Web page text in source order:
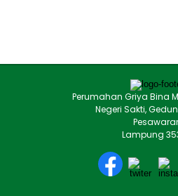
Perumahan Griya Bina
Negeri Sakti,
Lampung